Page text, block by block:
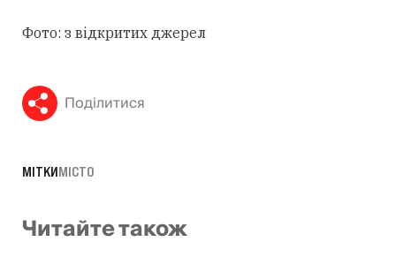
Фото: з відкритих джерел
Поділитися
МІТКИМІСТО
Читайте також